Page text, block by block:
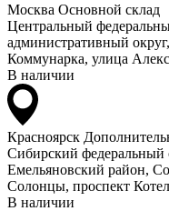
Москва Основной склад
Центральный
административный
Коммунарка, улица
В наличии
Красноярск
Сибирский федеральный
Емельяновский район,
Солонцы, проспект
В наличии